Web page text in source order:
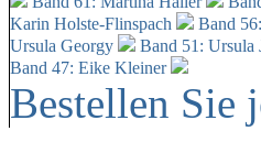
Karin Holste-Flinspach
Band
Ursula Georgy
Band 51: Ursula
Band 47: Eike Kleiner
Bestellen Sie